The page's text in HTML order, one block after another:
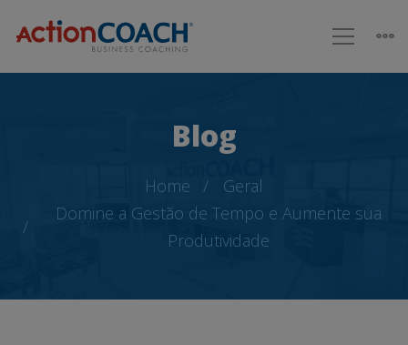
Blog
Home
Geral
Domine a Gestão de Tempo e Aumente sua
Produtividade